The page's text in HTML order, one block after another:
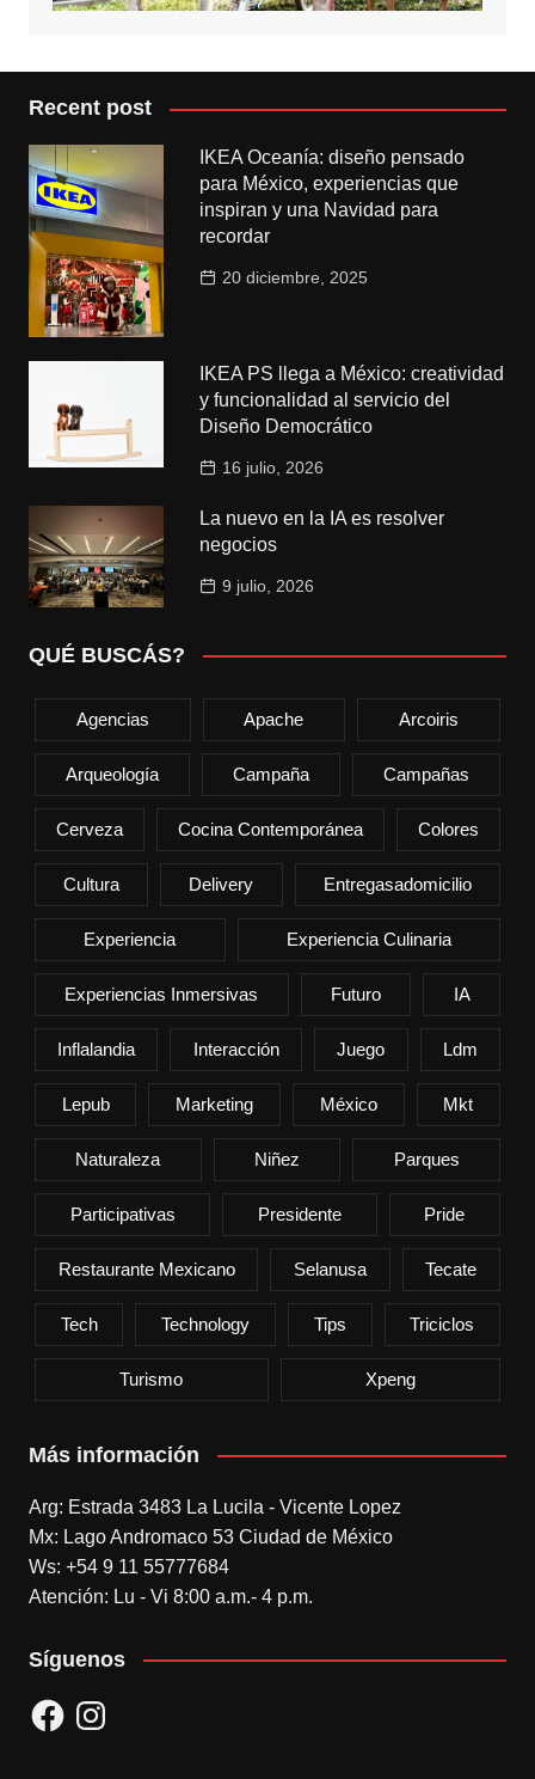
Recent post
IKEA Oceanía: diseño pensado
para México, experiencias que
inspiran y una Navidad para
recordar
20 diciembre, 2025
IKEA PS llega a México: creatividad
y funcionalidad al servicio del
Diseño Democrático
16 julio, 2026
La nuevo en la IA es resolver
negocios
9 julio, 2026
QUÉ BUSCÁS?
Agencias Apache Arcoiris
Arqueología Campaña Campañas
Cerveza Cocina Contemporánea Colores
Cultura Delivery Entregasadomicilio
Experiencia Experiencia Culinaria
Experiencias Inmersivas Futuro IA
Inflalandia Interacción Juego Ldm
Lepub Marketing México Mkt
Naturaleza Niñez Parques
Participativas Presidente Pride
Restaurante Mexicano Selanusa Tecate
Tech Technology Tips Triciclos
Turismo Xpeng
Más información
Arg: Estrada 3483 La Lucila - Vicente Lopez
Mx: Lago Andromaco 53 Ciudad de México
Ws: +54 9 11 55777684
Atención: Lu - Vi 8:00 a.m.- 4 p.m.
Síguenos
FacebookInstagram